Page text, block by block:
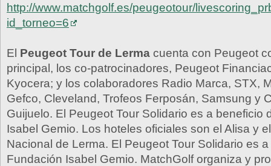
http://www.matchgolf.es/peugeotour/
id_torneo=6
El Peugeot Tour de Lerma cuenta con Peugeot
principal, los co-patrocinadores, Peugeot
Kyocera; y los colaboradores Radio Marca, STX,
Gefco, Cleveland, Trofeos Ferposán, Samsung y
Guijuelo. El Peugeot Tour Solidario es a beneficio
Isabel Gemio. Los hoteles oficiales son el Alisa y
Nacional de Lerma. El Peugeot Tour Solidario es
Fundación Isabel Gemio. MatchGolf organiza y